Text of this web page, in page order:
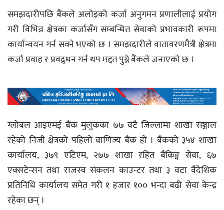
समझदारीपछि बैंकले अलोइको कर्जा अनुगमन प्रणालीलाई प्रयोग
गरी विभिन्न क्षेत्रका कर्जासँग सम्बन्धित सेवाको प्रभावकारी रूपमा
कार्यान्वयन गर्न सक्ने भएको छ । समझदारीले वातावरणमैत्री क्षेत्रमा
कर्जा प्रवाह र प्रवद्र्धन गर्न थप मद्दत पुग्ने बैंकले जनाएको छ ।
ग्लोबल आइएमई बैंक मुलुकका ७७ वटै जिल्लामा शाखा सञ्जाल
रहेको निजी क्षेत्रको पहिलो वाणिज्य बैंक हो । बैंकको ३५४ शाखा
कार्यालय, ३७९ एटिएम, २७७ शाखा रहित बैंकिङ्ग सेवा, ६७
एक्सटेन्सन तथा राजस्व संकलन काउन्टर तथा ३ वटा वैदेशिक
प्रतिनिधि कार्यालय समेत गरी १ हजार १०० भन्दा बढी सेवा केन्द्र
रहेका छन् ।